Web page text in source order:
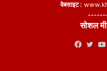
वेबसाइट :
सोशल